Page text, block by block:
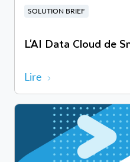
SOLUTION BRIEF
L'AI Data Cloud de
Lire